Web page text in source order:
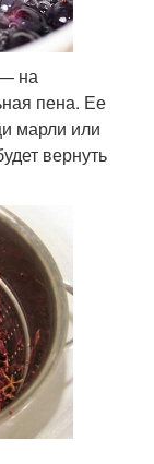
на
пена. Ее
марли или
вернуть